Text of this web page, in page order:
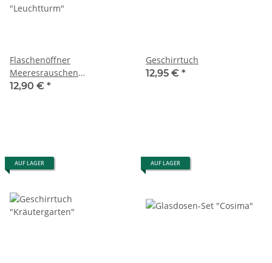
Flaschenöffner
Meeresrauschen
"Leuchtturm"
12,90 € *
Geschirrtuch
12,95 € *
AUF LAGER AUF LAGER